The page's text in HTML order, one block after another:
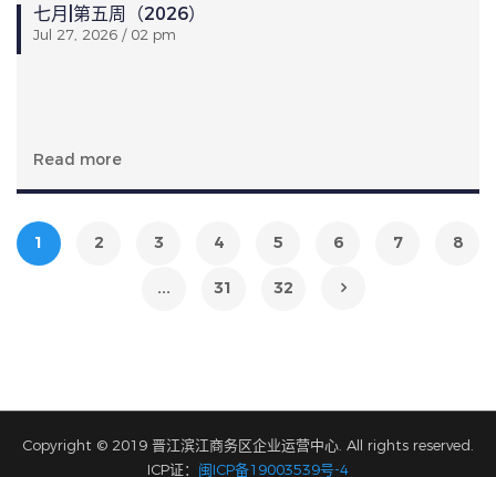
七月|第五周（2026）
Jul 27, 2026 / 02 pm
Read more
1 2 3 4 5 6 7 8
... 31 32
Copyright © 2019 晋江滨江商务区企业运营中心. All rights reserved.
ICP证： 闽ICP备19003539号-4